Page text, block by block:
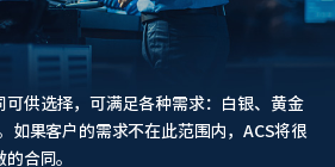
可供选择，可满足各种需求：白银、黄金
如果客户的需求不在此范围内，ACS将很
合同。